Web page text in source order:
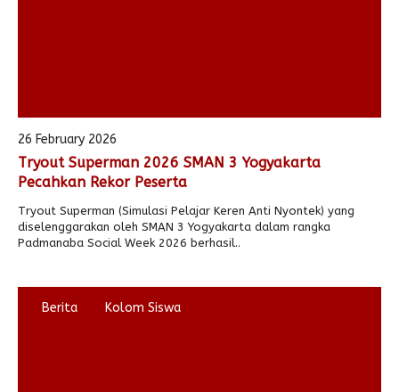
26 February 2026
Tryout Superman 2026 SMAN 3 Yogyakarta
Pecahkan Rekor Peserta
Tryout Superman (Simulasi Pelajar Keren Anti Nyontek) yang
diselenggarakan oleh SMAN 3 Yogyakarta dalam rangka
Padmanaba Social Week 2026 berhasil..
Berita Kolom Siswa